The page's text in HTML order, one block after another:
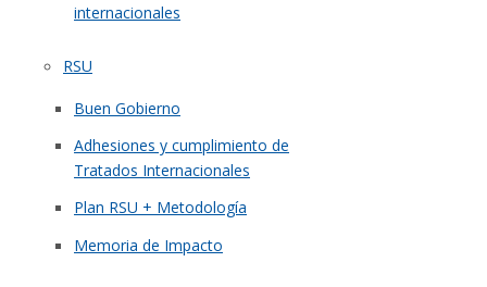
internacionales
RSU
Buen Gobierno
Adhesiones y cumplimiento de
Tratados Internacionales
Plan RSU + Metodología
Memoria de Impacto